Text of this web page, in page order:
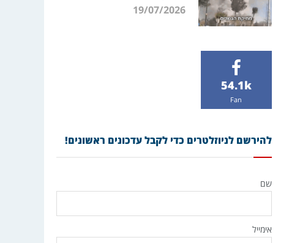
19/07/2026
54.1k
Fan
להירשם לניוזלטרים כדי לקבל עדכונים ראשונים!
שם
אימייל